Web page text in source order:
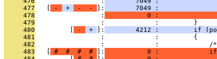
     477
- + - - ]:
7049 :
     478
                 :
0 :
     479
                 :             :         }
     480
- + ]:
4212 :         if
     481
                 :             :         {
     482
:             :
     483
# # # # ]:
0 :